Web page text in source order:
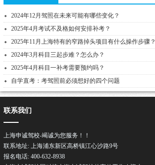
2024年12月驾照在未来可能有哪些变化？
2025年4月考试不及格如何安排补考？
2025年11月上海特有的窄路掉头项目有什么操作步骤？
2024年3月科目三起步难？怎么办？
2025年4月科目一补考需要预约吗？
自学直考：考驾照前必须想好的四个问题
联系我们
上海申诚驾校-竭诚为您服务！！
联系地址: 上海浦东新区高桥镇江心沙路9号
报名电话: 400-632-8938